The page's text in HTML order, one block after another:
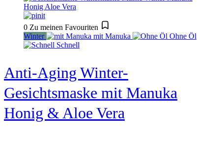
0 Zu meinen Favouriten
Winter
mit Manuka
Ohne Öl
Schnell
Anti-Aging Winter-
Gesichtsmaske mit Manuka
Honig & Aloe Vera